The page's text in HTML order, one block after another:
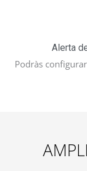
Alerta
Podràs